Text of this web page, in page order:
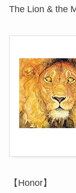
The Lion & the
【Honor】